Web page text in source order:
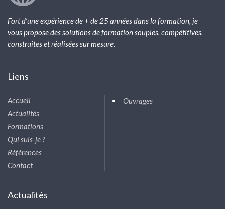
Fort d’une expérience de + de 25 années dans la formation, je
vous propose des solutions de formation souples, compétitives,
construites et réalisées sur mesure.
Liens
Accueil
Actualités
Formations
Qui suis-je ?
Références
Contact
Ouvrages
Actualités